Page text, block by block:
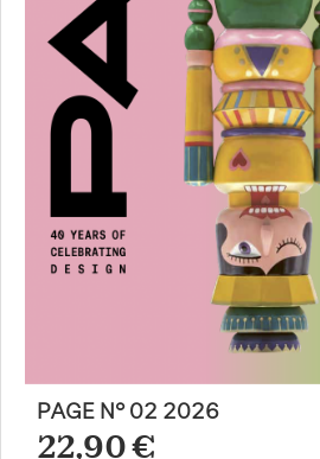
PAGE N° 02 2026
22,90 €